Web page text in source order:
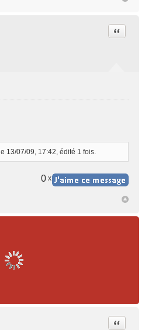
Citer
le 13/07/09, 17:42, édité 1 fois.
0 x
Citer